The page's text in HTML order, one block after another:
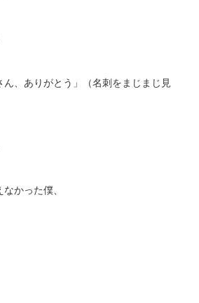
、ありがとう」（名刺をまじまじ見
かった僕、